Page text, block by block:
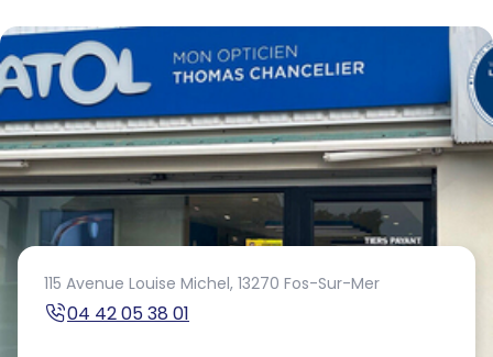
115 Avenue Louise Michel, 13270 Fos-Sur-Mer
04 42 05 38 01